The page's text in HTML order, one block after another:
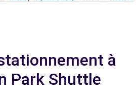
à
Park Shuttle